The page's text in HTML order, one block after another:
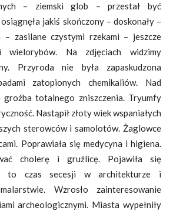
– ziemski glob – przestał być
jakiś skończony – doskonały –
– zasilane czystymi rzekami – jeszcze
Na zdjęciach widzimy
Przyroda nie była zapaskudzona
zatopionych chemikaliów. Nad
groźba totalnego zniszczenia. Tryumfy
Nastąpił złoty wiek wspaniałych
sterowców i samolotów. Żaglowce
Poprawiała się medycyna i higiena.
cholerę i gruźlicę. Pojawiła się
to czas secesji w architekturze i
Wzrosło zainteresowanie
archeologicznymi. Miasta wypełniły